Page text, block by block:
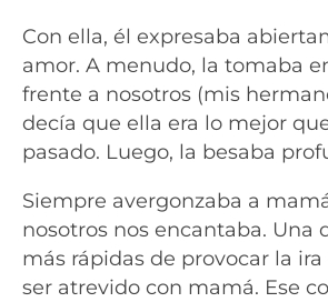
Con ella, él expresaba
amor. A menudo, la tomaba
frente a nosotros (mis
decía que ella era lo mejor
pasado. Luego, la besaba
Siempre avergonzaba a
nosotros nos encantaba. Una
más rápidas de provocar la ira
ser atrevido con mamá. Ese